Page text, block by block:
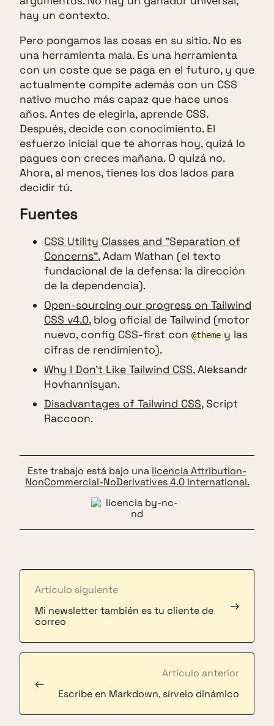
hay un contexto.
Pero pongamos las cosas en su sitio. No es
una herramienta mala. Es una herramienta
con un coste que se paga en el futuro, y que
actualmente compite además con un CSS
nativo mucho más capaz que hace unos
años. Antes de elegirla, aprende CSS.
Después, decide con conocimiento. El
esfuerzo inicial que te ahorras hoy, quizá lo
pagues con creces mañana. O quizá no.
Ahora, al menos, tienes los dos lados para
decidir tú.
Fuentes
CSS Utility Classes and "Separation of
Concerns", Adam Wathan (el texto
fundacional de la defensa: la dirección
de la dependencia).
Open-sourcing our progress on Tailwind
CSS v4.0, blog oficial de Tailwind (motor
nuevo, config CSS-first con @theme y las
cifras de rendimiento).
Why I Don't Like Tailwind CSS, Aleksandr
Hovhannisyan.
Disadvantages of Tailwind CSS, Script
Raccoon.
Este trabajo está bajo una licencia Attribution-
NonCommercial-NoDerivatives 4.0 International.
Artículo anterior
Escribe en Markdown, sírvelo dinámico
←
Artículo siguiente
Mi newsletter también es tu cliente de
correo
→